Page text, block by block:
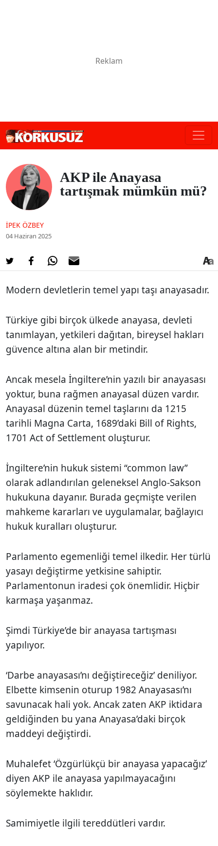
AKP ile Anayasa
tartışmak mümkün mü?
İPEK ÖZBEY
04 Haziran 2025
Modern devletlerin temel yapı taşı anayasadır.
Türkiye gibi birçok ülkede anayasa, devleti
tanımlayan, yetkileri dağıtan, bireysel hakları
güvence altına alan bir metindir.
Ancak mesela İngiltere’nin yazılı bir anayasası
yoktur, buna rağmen anayasal düzen vardır.
Anayasal düzenin temel taşlarını da 1215
tarihli Magna Carta, 1689’daki Bill of Rights,
1701 Act of Settlement oluşturur.
İngiltere’nin hukuk sistemi “common law”
olarak adlandırılan geleneksel Anglo-Sakson
hukukuna dayanır. Burada geçmişte verilen
mahkeme kararları ve uygulamalar, bağlayıcı
hukuk kuralları oluşturur.
Parlamento egemenliği temel ilkedir. Her türlü
yasayı değiştirme yetkisine sahiptir.
Parlamentonun iradesi çok önemlidir. Hiçbir
karmaşa yaşanmaz.
Şimdi Türkiye’de bir anayasa tartışması
yapılıyor.
‘Darbe anayasası’nı değiştireceğiz’ deniliyor.
Elbette kimsenin oturup 1982 Anayasası’nı
savunacak hali yok. Ancak zaten AKP iktidara
geldiğinden bu yana Anayasa’daki birçok
maddeyi değiştirdi.
Muhalefet ‘Özgürlükçü bir anayasa yapacağız’
diyen AKP ile anayasa yapılmayacağını
söylemekte haklıdır.
Samimiyetle ilgili tereddütleri vardır.